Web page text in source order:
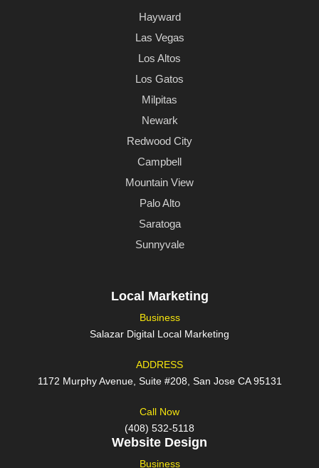
Hayward
Las Vegas
Los Altos
Los Gatos
Milpitas
Newark
Redwood City
Campbell
Mountain View
Palo Alto
Saratoga
Sunnyvale
Local Marketing
Business
Salazar Digital Local Marketing
ADDRESS
1172 Murphy Avenue, Suite #208, San Jose CA 95131
Call Now
(408) 532-5118
Website Design
Business